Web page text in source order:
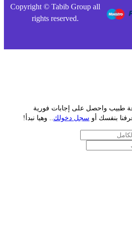
Copyright © Tabib Group all
rights reserved.
واحصل على إجابات فورية
بنفسك أوسجل دخولك.. وهيا نبدأ!